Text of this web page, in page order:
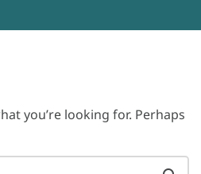
you’re looking for. Perhaps